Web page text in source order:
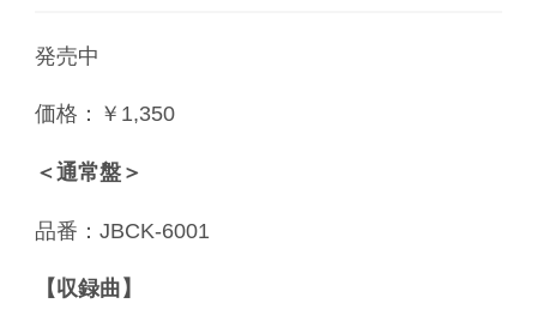
発売中
価格：￥1,350
＜通常盤＞
品番：JBCK-6001
【収録曲】